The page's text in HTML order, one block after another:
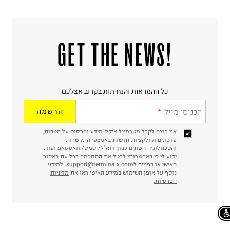
!GET THE NEWS
כל ההמראות והנחיתות בקרוב אצלכם
הכניסו מייל הרשמה
אני רוצה לקבל מטרמינל איקס מידע ופרסום על הטבות,
עדכונים וקולקציות חדשות באמצעי התקשרות
והטכנולוגיה השונים כגון: דוא"ל/ סמס/ וואטסאפ ועוד.
ידוע לי כי באפשרותי לבטל את ההסכמה בכל עת באיזור
האישי או בפנייה לsupport@terminalx.com. למידע
נוסף על אופן השימוש במידע האישי ראו את מדיניות
הפרטיות.